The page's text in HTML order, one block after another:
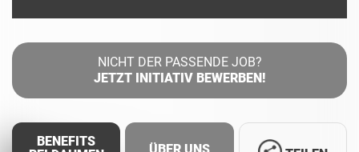
NICHT DER PASSENDE JOB?
JETZT INITIATIV BEWERBEN!
BENEFITS
ÜBER UNS